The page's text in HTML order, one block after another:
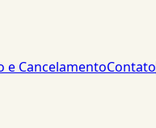
e CancelamentoContato